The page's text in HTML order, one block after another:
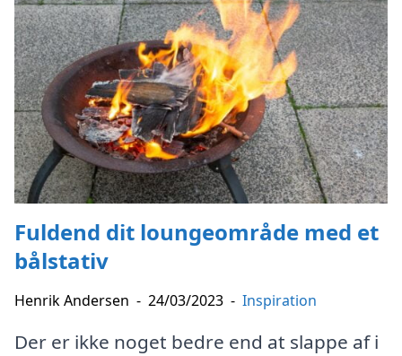
Fuldend dit loungeområde med et
bålstativ
Henrik Andersen - 24/03/2023 - Inspiration
Der er ikke noget bedre end at slappe af i